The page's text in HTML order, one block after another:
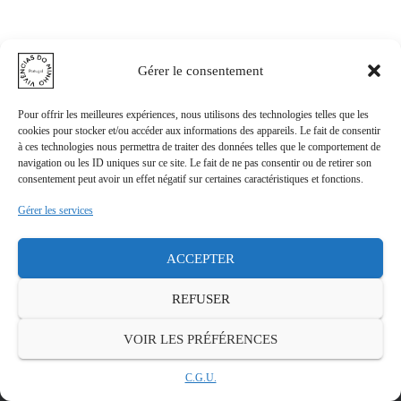
Gérer le consentement
Pour offrir les meilleures expériences, nous utilisons des technologies telles que les
cookies pour stocker et/ou accéder aux informations des appareils. Le fait de consentir
à ces technologies nous permettra de traiter des données telles que le comportement de
navigation ou les ID uniques sur ce site. Le fait de ne pas consentir ou de retirer son
consentement peut avoir un effet négatif sur certaines caractéristiques et fonctions.
Gérer les services
ACCEPTER
REFUSER
VOIR LES PRÉFÉRENCES
C.G.U.
Hestia | Développé parThemeIsle